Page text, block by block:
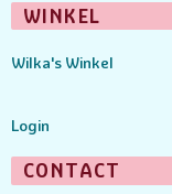
WINKEL
Wilka's Winkel
Login
CONTACT